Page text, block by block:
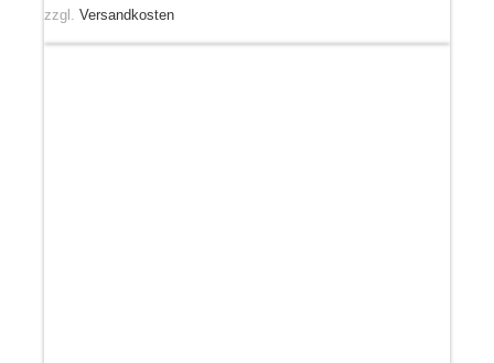
zzgl. Versandkosten